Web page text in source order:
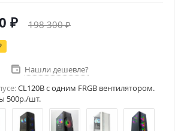
₽ 198 300 ₽
Нашли дешевле?
CL120B c одним FRGB вентилятором.
500р./шт.